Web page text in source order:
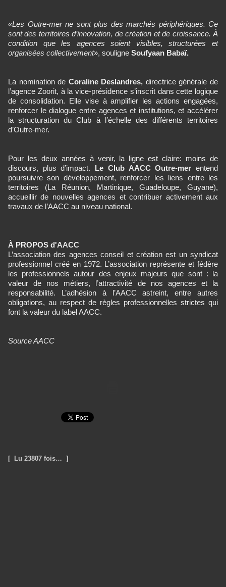
«Les Outre-mer ne sont plus des marchés périphériques. Ce
sont des territoires d’innovation, de création et de croissance. À
condition que les agences soient visibles, structurées et
organisées collectivement», souligne Soufyaan Babaï.
La nomination de Coraline Deslandres, directrice générale de
l’agence Zoorit, à la vice-présidence s’inscrit dans cette logique
de consolidation. Elle vise à amplifier les actions engagées,
renforcer le dialogue entre agences et institutions, et accélérer
la structuration du Club à l’échelle des différents territoires
d’Outre-mer.
Pour les deux années à venir, la ligne est claire: moins de
discours, plus d’impact. Le Club AACC Outre-merentend
poursuivre son développement, renforcer les liens entre les
territoires (La Réunion, Martinique, Guadeloupe, Guyane),
accueillir de nouvelles agences et contribuer activement aux
travaux de l’AACC au niveau national.
À PROPOS d'AACC
L’association des agences conseil et création est un syndicat
professionnel créé en 1972. L’association représente et fédère
les professionnels autour des enjeux majeurs que sont : la
valeur de nos métiers, l’attractivité de nos agences et la
responsabilité. L’adhésion à l’AACC astreint, entre autres
obligations, au respect de règles professionnelles strictes qui
font la valeur du label AACC.
Source AACC
[ Lu 23807 fois… ]